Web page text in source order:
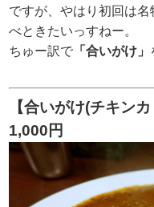
ですが、やはり初回は名
べときたいっすねー。
ちゅー訳で 「合いがけ」
【合いがけ(チキン
1,000円